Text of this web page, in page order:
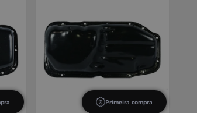
Primeira compra